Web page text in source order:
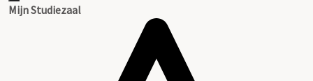
Mijn Studiezaal